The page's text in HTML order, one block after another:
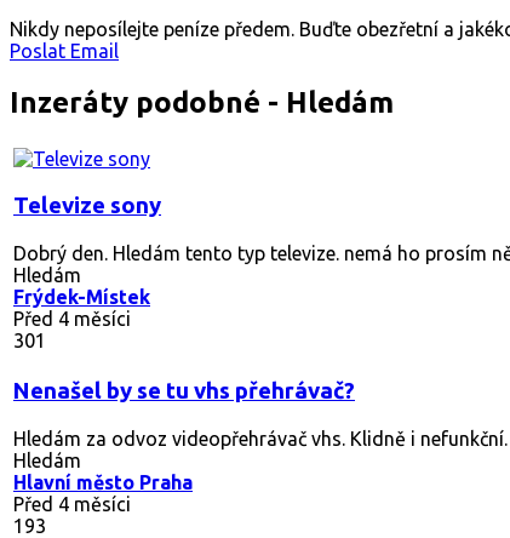
Nikdy neposílejte peníze předem. Buďte obezřetní a
Poslat Email
Inzeráty podobné - Hledám
Televize sony
Dobrý den. Hledám tento typ televize. nemá ho prosím
Hledám
Frýdek-Místek
Před 4 měsíci
301
Nenašel by se tu vhs přehrávač?
Hledám za odvoz videopřehrávač vhs. Klidně i
Hledám
Hlavní město Praha
Před 4 měsíci
193